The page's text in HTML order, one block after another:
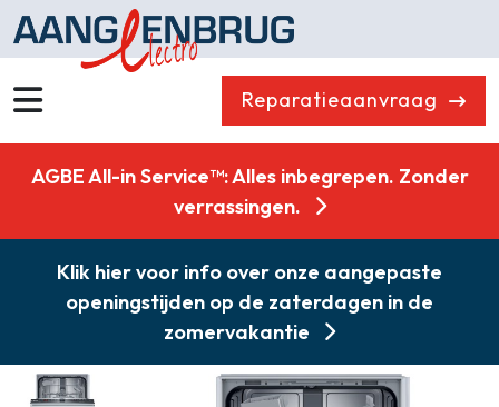
Reparatieaanvraag
Koelen & Vriezen
Koken
Koffiemachines
Professioneel
Stofzuigers
Quooker
Klein huishoudelijk
Combikorting
AGBE All-in Service™: Alles inbegrepen. Zonder
verrassingen.
Klik hier voor info over onze aangepaste
openingstijden op de zaterdagen in de
zomervakantie